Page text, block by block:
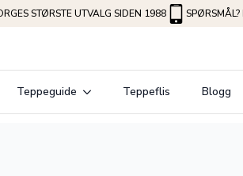
STØRSTE UTVALG SIDEN 1988
Teppeguide Teppeflis Blogg